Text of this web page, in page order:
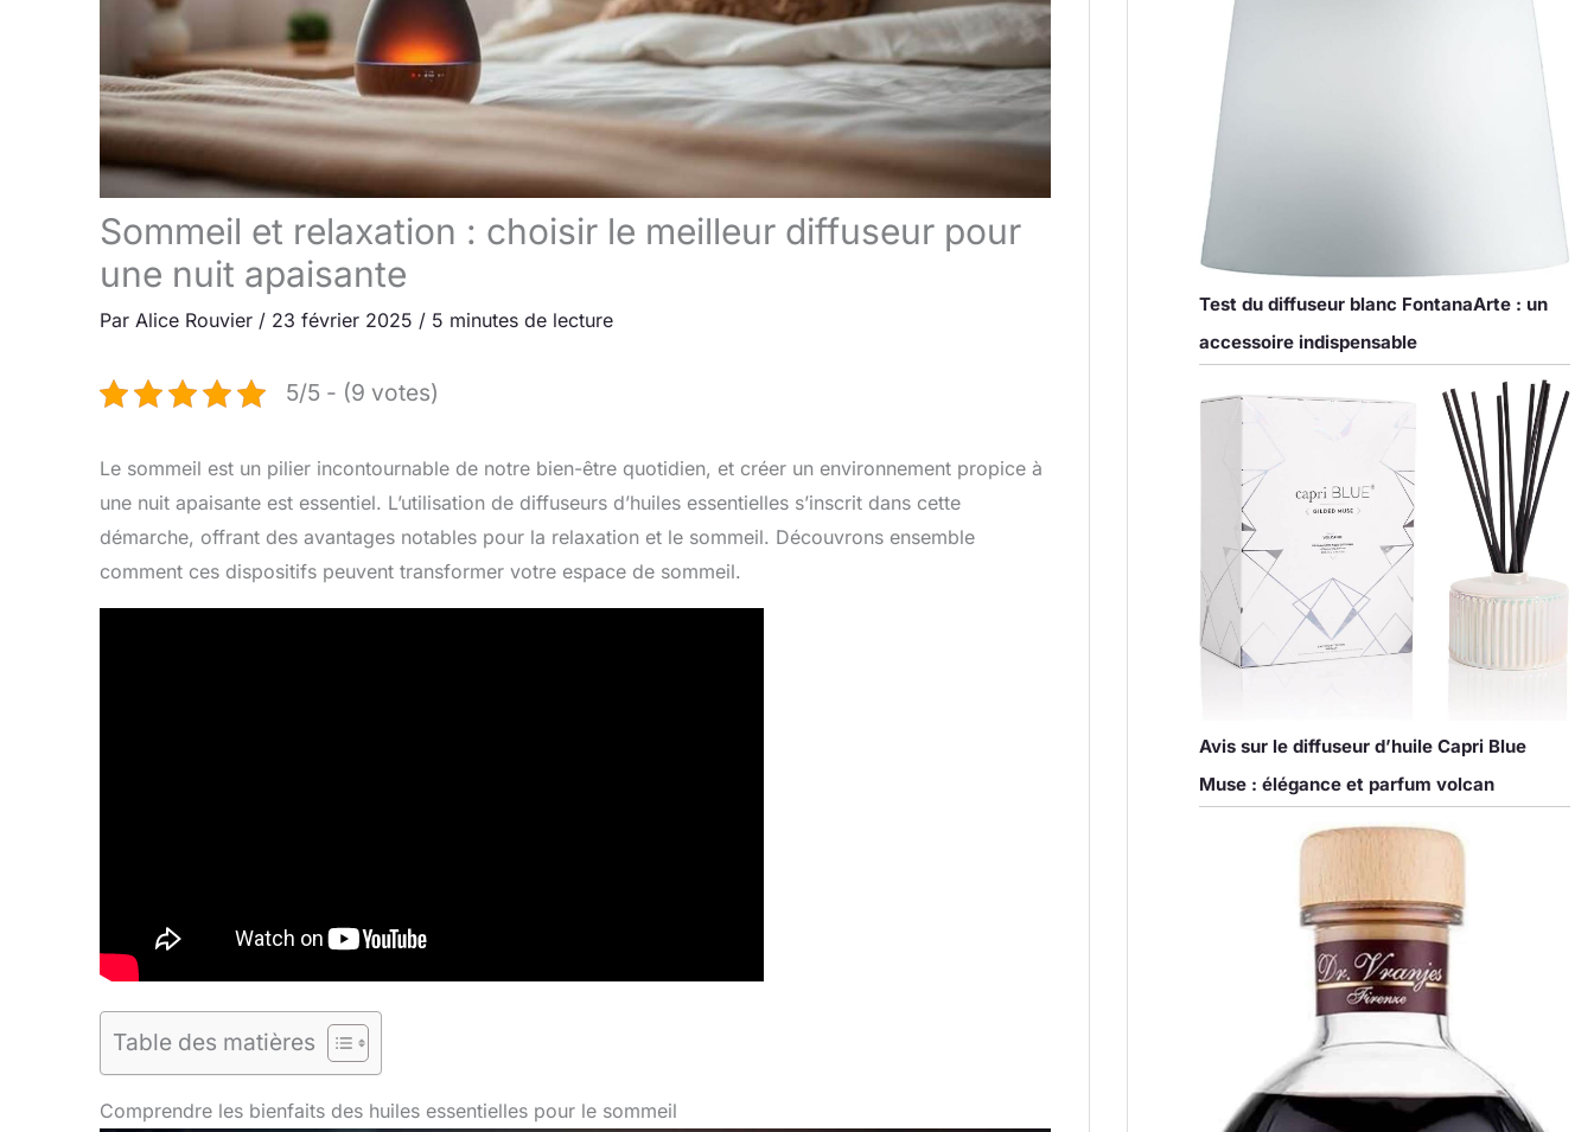
Sommeil et relaxation : choisir le meilleur diffuseur pour
une nuit apaisante
Par Alice Rouvier / 23 février 2025 / 5 minutes de lecture
5/5 - (9 votes)
Le sommeil est un pilier incontournable de notre bien-être quotidien, et créer un environnement propice à
une nuit apaisante est essentiel. L’utilisation de diffuseurs d’huiles essentielles s’inscrit dans cette
démarche, offrant des avantages notables pour la relaxation et le sommeil. Découvrons ensemble
comment ces dispositifs peuvent transformer votre espace de sommeil.
Table des matières
Comprendre les bienfaits des huiles essentielles pour le sommeil
Test du diffuseur blanc FontanaArte : un
accessoire indispensable
Avis sur le diffuseur d’huile Capri Blue
Muse : élégance et parfum volcan